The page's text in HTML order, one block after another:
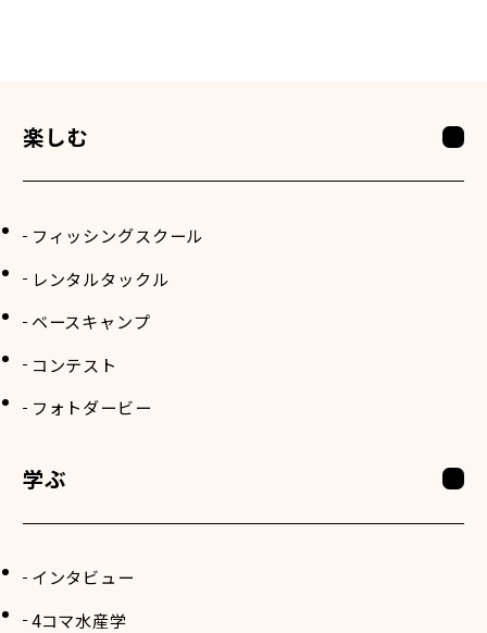
楽しむ
フィッシングスクール
レンタルタックル
ベースキャンプ
コンテスト
フォトダービー
学ぶ
インタビュー
4コマ水産学